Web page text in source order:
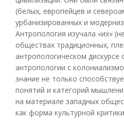
(белых, европейцев и
урбанизированных и
Антропология изучала «их»
обществах традиционных,
антропологическом дискурсе
антропологии с
знание не только
понятий и категорий
на материале западных
как форма культурной